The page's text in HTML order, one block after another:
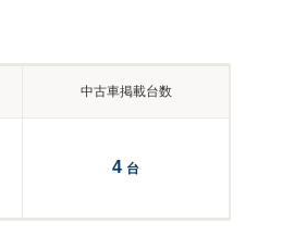
中古車掲載台数
4 台